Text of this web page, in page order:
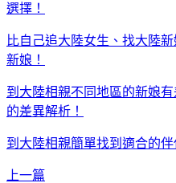
選擇！
比自己追大陸女生、找大陸
新娘！
到大陸相親不同地區的新娘
的差異解析！
到大陸相親簡單找到適合的伴
上一篇